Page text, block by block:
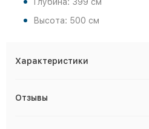
Высота: 500 см
Характеристики
Отзывы